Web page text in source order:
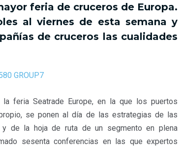
feria de cruceros de Europa.
al viernes de esta semana y
de cruceros las cualidades
feria Seatrade Europe, en la que los puertos
se ponen al día de las estrategias de las
de la hoja de ruta de un segmento en plena
sesenta conferencias en las que expertos